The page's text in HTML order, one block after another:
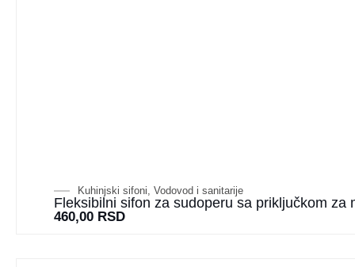
Kuhinjski sifoni, Vodovod i sanitarije
Fleksibilni sifon za sudoperu sa priključkom za
460,00 RSD